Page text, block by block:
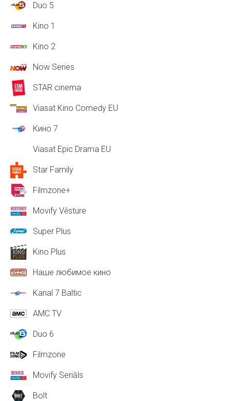
Duo 5
Kino 1
Kino 2
Now Series
STAR cinema
Viasat Kino Comedy EU
Кино 7
Viasat Epic Drama EU
Star Family
Filmzone+
Movify Vēsture
Super Plus
Kino Plus
Наше любимое кино
Kanal 7 Baltic
AMC TV
Duo 6
Filmzone
Movify Seriāls
Bolt